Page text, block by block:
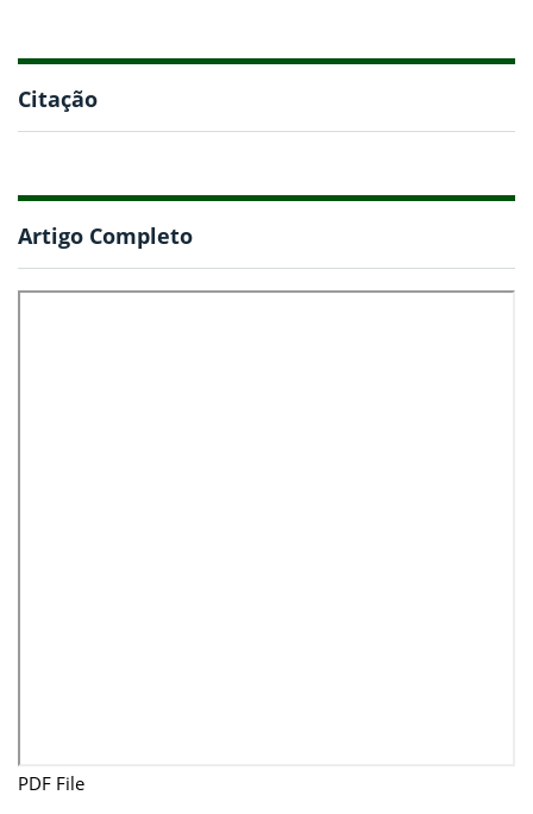
Citação
Artigo Completo
PDF File